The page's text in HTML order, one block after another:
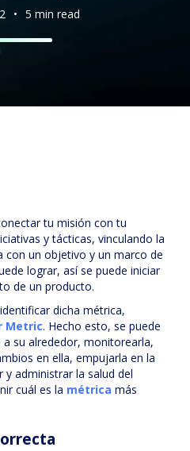
• 5 min read
tu misión con tu
y tácticas, vinculando la
con un objetivo y un marco de
lograr, así se puede iniciar
de un producto.
dicha métrica,
Metric. Hecho esto, se puede
su alrededor, monitorearla,
en ella, empujarla en la
y administrar la salud del
cuál es la métrica más